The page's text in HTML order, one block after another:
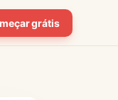
grátis